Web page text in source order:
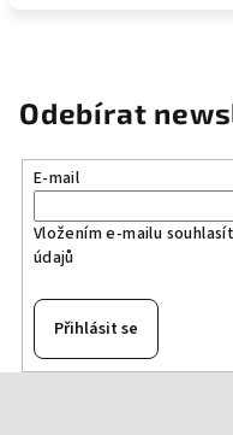
Odebírat
E-mail
Vložením e-mailu
údajů
Přihlásit se